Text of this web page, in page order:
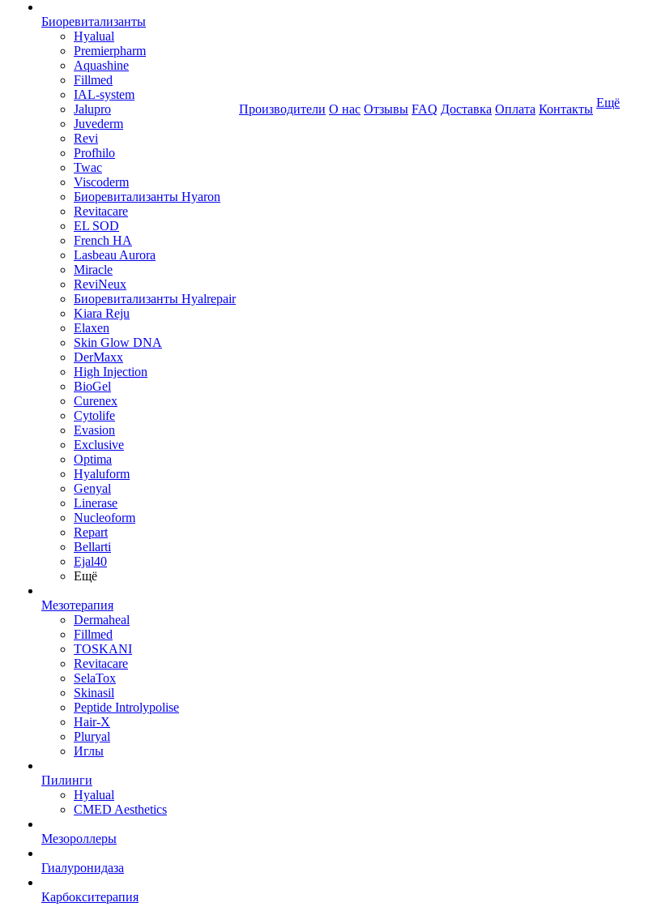
Биоревитализанты
Hyalual
Premierpharm
Aquashine
Fillmed
IAL-system
Jalupro
Juvederm
Revi
Profhilo
Twac
Viscoderm
Биоревитализанты Hyaron
Revitacare
EL SOD
French HA
Lasbeau Aurora
Miracle
ReviNeux
Биоревитализанты Hyalrepair
Kiara Reju
Elaxen
Skin Glow DNA
DerMaxx
High Injection
BioGel
Curenex
Cytolife
Evasion
Exclusive
Optima
Hyaluform
Genyal
Linerase
Nucleoform
Repart
Bellarti
Ejal40
Ещё
Мезотерапия
Dermaheal
Fillmed
TOSKANI
Revitacare
SelaTox
Skinasil
Peptide Introlypolise
Hair-X
Pluryal
Иглы
Пилинги
Hyalual
CMED Aesthetics
Мезороллеры
Гиалуронидаза
Карбокситерапия
Производители О нас Отзывы FAQ Доставка Оплата Контакты Ещё